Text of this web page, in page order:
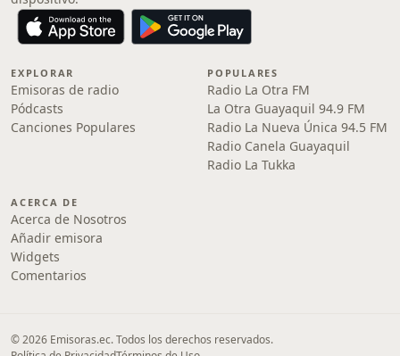
EXPLORAR
Emisoras de radio
Pódcasts
Canciones Populares
POPULARES
Radio La Otra FM
La Otra Guayaquil 94.9 FM
Radio La Nueva Única 94.5 FM
Radio Canela Guayaquil
Radio La Tukka
ACERCA DE
Acerca de Nosotros
Añadir emisora
Widgets
Comentarios
© 2026 Emisoras.ec. Todos los derechos reservados.